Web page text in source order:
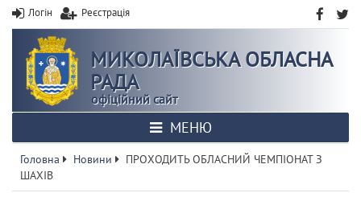
Логін Реєстрація
МИКОЛАЇВСЬКА ОБЛАСНА
РАДА
офіційний сайт
МЕНЮ
Головна Новини
ПРОХОДИТЬ ОБЛАСНИЙ ЧЕМПІОНАТ З
ШАХІВ